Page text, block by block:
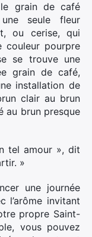
grain de café
seule fleur
ou cerise, qui
couleur pourpre
se trouve une
grain de café,
installation de
clair au brun
au brun presque
tel amour », dit
»
une journée
l’arôme invitant
propre Saint-
vous pouvez